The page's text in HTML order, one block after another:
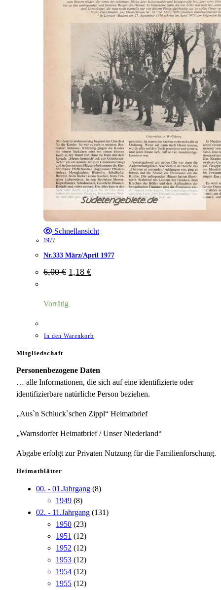
Schnellansicht
1977
Nr.333 März/April 1977
6,00€ Ursprünglicher
Preis
1,18 €Aktueller
Preis
Vorrätig
In den Warenkorb
Mitgliedschaft
Personenbezogene Daten
… alle Informationen, die sich auf eine identifizierte oder
identifizierbare natürliche Person beziehen.
„Aus`n Schluck`schen Zippl“ Heimatbrief
„Warnsdorfer Heimatbrief / Unser Niederland“
Abgabe erfolgt zur Privaten Nutzung für die Familienforschung.
Heimatblätter
00. - 01.Jahrgang (8)
1949 (8)
02. - 11.Jahrgang (131)
1950 (23)
1951 (12)
1952 (12)
1953 (12)
1954 (12)
1955 (12)